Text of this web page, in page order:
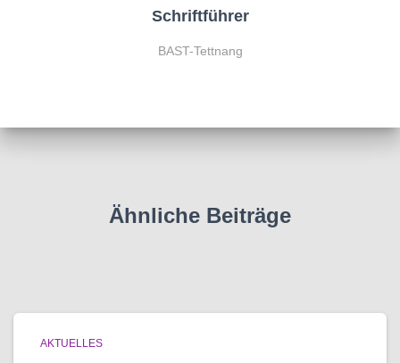
Schriftführer
BAST-Tettnang
Ähnliche Beiträge
AKTUELLES